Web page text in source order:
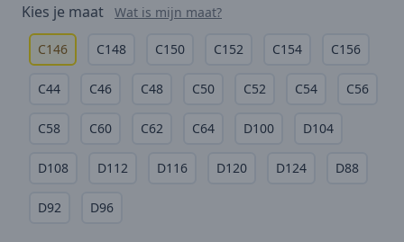
Kies je maat Wat is mijn maat?
C146 C148 C150 C152 C154 C156
C44 C46 C48 C50 C52 C54 C56
C58 C60 C62 C64 D100 D104
D108 D112 D116 D120 D124 D88
D92 D96